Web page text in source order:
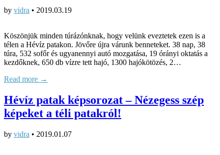
by vidra • 2019.03.19
Köszönjük minden túrázónknak, hogy velünk eveztetek ezen is a
télen a Hévíz patakon. Jövőre újra várunk benneteket. 38 nap, 38
túra, 532 sofőr és ugyanennyi autó mozgatása, 19 órányi oktatás a
kezdőknek, 650 db vízre tett hajó, 1300 hajókötözés, 2…
Read more →
Hévíz patak képsorozat – Nézegess szép
képeket a téli patakról!
by vidra • 2019.01.07